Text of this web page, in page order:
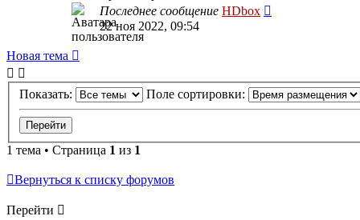
Последнее сообщение HDbox
22 ноя 2022, 09:54
Новая тема
Показать: Поле сортировки:
1 тема • Страница 1 из 1
Вернуться к списку форумов
Перейти